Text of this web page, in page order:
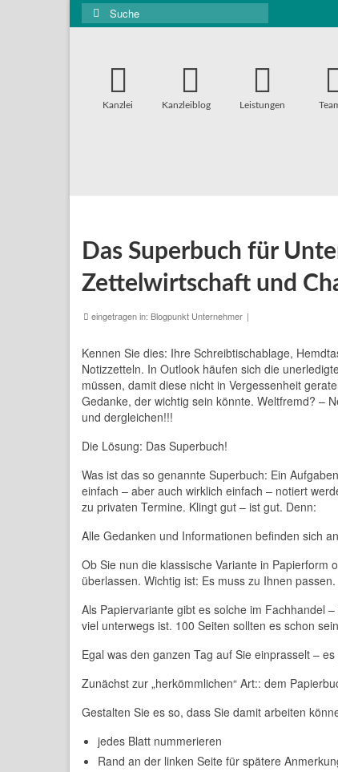
Suche
nach:
Kanzlei Kanzleiblog Leistungen
Das Superbuch für
Zettelwirtschaft und
eingetragen in: Blogpunkt Unternehmer |
Kennen Sie dies: Ihre Schreibtischablage,
Notizzetteln. In Outlook häufen sich die
müssen, damit diese nicht in Vergessenheit
Gedanke, der wichtig sein könnte. Weltfremd? –
und dergleichen!!!
Die Lösung: Das Superbuch!
Was ist das so genannte Superbuch: Ein
einfach – aber auch wirklich einfach – notiert
zu privaten Termine. Klingt gut – ist gut. Denn:
Alle Gedanken und Informationen befinden sich
Ob Sie nun die klassische Variante in Papierform
überlassen. Wichtig ist: Es muss zu Ihnen
Als Papiervariante gibt es solche im Fachhandel
viel unterwegs ist. 100 Seiten sollten es schon
Egal was den ganzen Tag auf Sie einprasselt –
Zunächst zur „herkömmlichen“ Art:: dem
Gestalten Sie es so, dass Sie damit arbeiten
jedes Blatt nummerieren
Rand an der linken Seite für spätere